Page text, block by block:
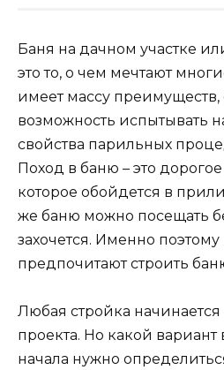
Баня на дачном участке
это то, о чем мечтают
имеет массу
возможность испытывать
свойства парильных
Поход в баню – это
которое обойдется в
же баню можно посещать
захочется. Именно
предпочитают строить
Любая стройка начинается
проекта. Но какой вариант
начала нужно